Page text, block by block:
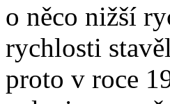
o něco nižší
rychlosti
proto v roce